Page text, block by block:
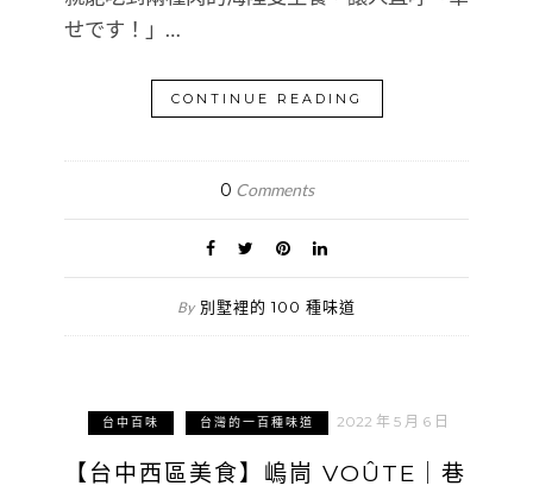
せです！」…
CONTINUE READING
0 Comments
By 別墅裡的 100 種味道
台中百味 台灣的一百種味道 2022 年 5 月 6 日
【台中西區美食】嵨峝 VOÛTE｜巷